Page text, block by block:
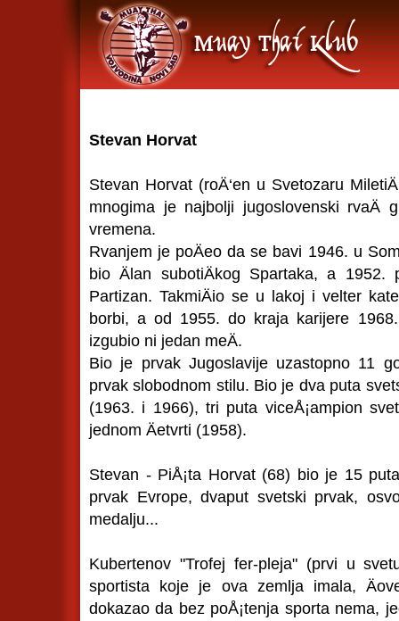
Stevan Horvat
Stevan Horvat (roÄ‘en u Svetozaru
mnogima je najbolji jugoslovenski rvaÄ
vremena.
Rvanjem je poÄeo da se bavi 1946. u
bio Älan subotiÄkog Spartaka, a
Partizan. TakmiÄio se u lakoj i velter
borbi, a od 1955. do kraja karijere
izgubio ni jedan meÄ.
Bio je prvak Jugoslavije uzastopno 11
prvak slobodnom stilu. Bio je dva puta
(1963. i 1966), tri puta viceÅ¡ampion
jednom Äetvrti (1958).
Stevan - PiÅ¡ta Horvat (68) bio je 15
prvak Evrope, dvaput svetski prvak,
medalju...
Kubertenov "Trofej fer-pleja" (prvi u
sportista koje je ova zemlja imala,
dokazao da bez poÅ¡tenja sporta nema,